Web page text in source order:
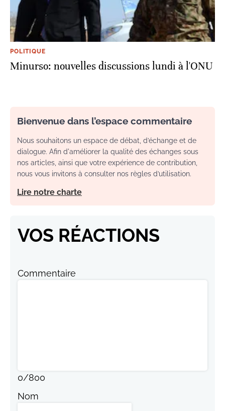
POLITIQUE
Minurso: nouvelles discussions lundi à l'ONU
Bienvenue dans l’espace commentaire
Nous souhaitons un espace de débat, d’échange et de
dialogue. Afin d'améliorer la qualité des échanges sous
nos articles, ainsi que votre expérience de contribution,
nous vous invitons à consulter nos règles d’utilisation.
Lire notre charte
VOS RÉACTIONS
Commentaire
0/800
Nom